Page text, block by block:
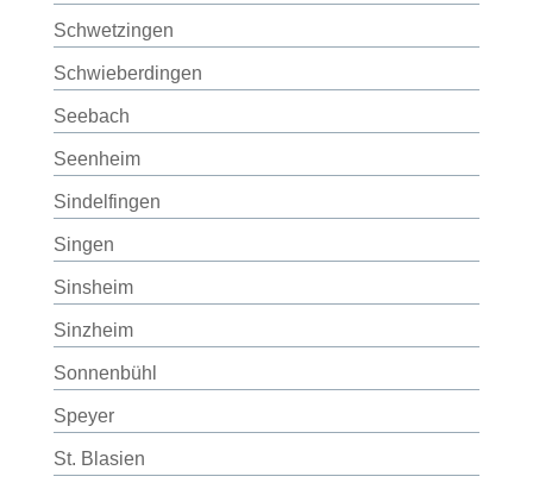
Schwetzingen
Schwieberdingen
Seebach
Seenheim
Sindelfingen
Singen
Sinsheim
Sinzheim
Sonnenbühl
Speyer
St. Blasien